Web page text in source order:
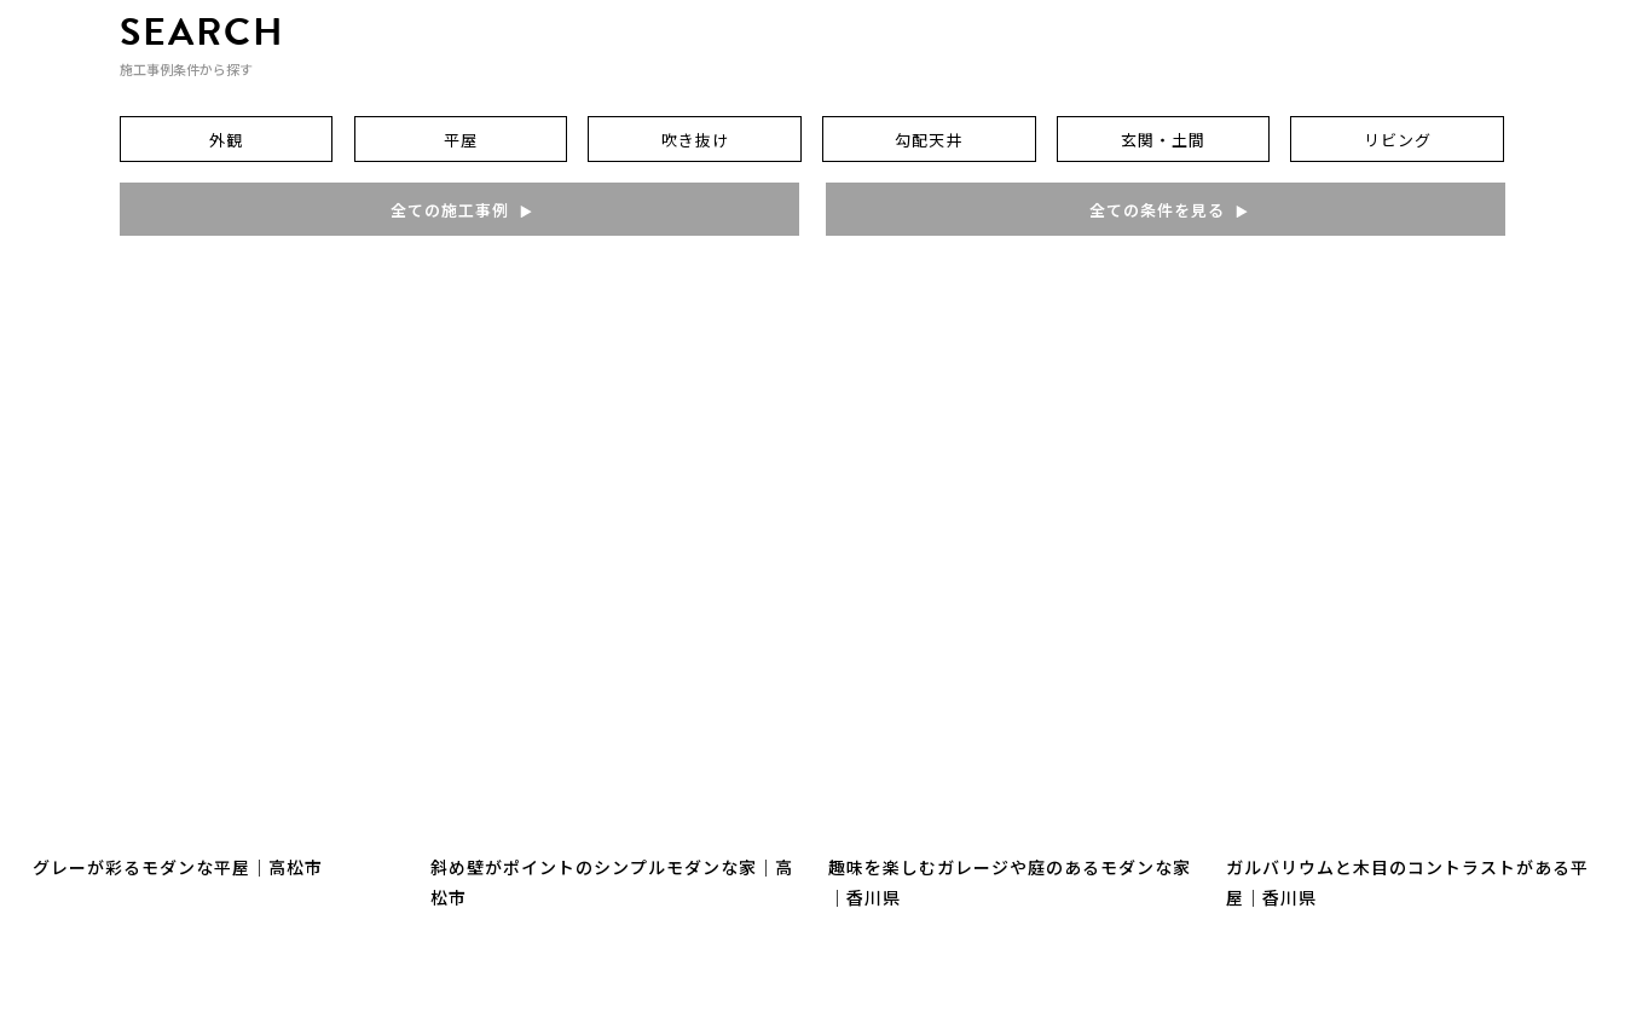
SEARCH
施工事例条件から探す
外観 平屋 吹き抜け 勾配天井 玄関・土間 リビング
全ての施工事例 全ての条件を見る
グレーが彩るモダンな平屋｜高松市
斜め壁がポイントのシンプルモダンな家｜高
松市
趣味を楽しむガレージや庭のあるモダンな家
｜香川県
ガルバリウムと木目のコントラストがある平
屋｜香川県